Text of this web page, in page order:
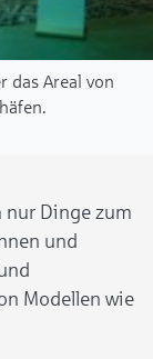
das Areal von
nur Dinge zum
und
Modellen wie